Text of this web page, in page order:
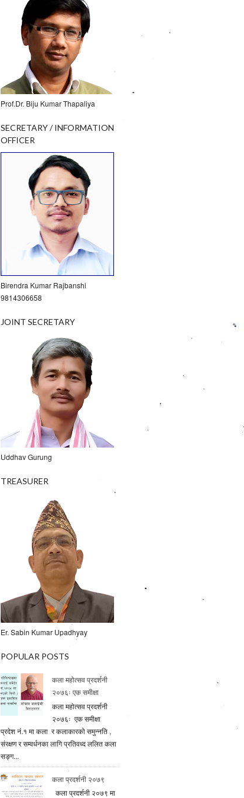
Prof.Dr. Biju Kumar Thapaliya
SECRETARY / INFORMATION
OFFICER
Birendra Kumar Rajbanshi
9814306658
JOINT SECRETARY
Uddhav Gurung
TREASURER
Er. Sabin Kumar Upadhyay
POPULAR POSTS
कला महोत्सव प्रदर्शनी
२०७६ः एक समीक्षा
कला महोत्सव प्रदर्शनी
२०७६ः एक समीक्षा
प्रदेश नं.१ मा कला र कलाकारको समुन्नति ,
संरक्षण र सम्वर्धनका लागि प्रतिवध्द ललित कला
सङ्ग...
कला प्रदर्शनी २०७९
कला प्रदर्शनी २०७९ मा